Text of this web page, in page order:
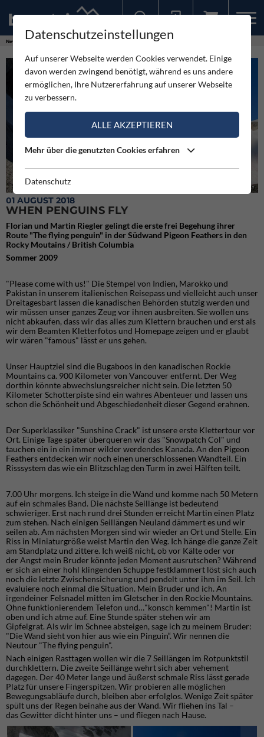
News
Basce Camp (c) Archiv Riegler
01 AUGUST 2018
WHEN PENGUINS FLY
Florian und Martin Riegler gelingt die erste frei Begehung ihrer
Route "The flying penguin" in der Südwand Pigeon Feathers in den
Rocky Moutains / British Columbia
Sommer 2009
"Please come with us!" Die Stempel von Indien, Marokko und
Pakistan in unserem italienischen Reisepass und vielleicht auch unser
Dreitagesbart lassen die kanadischen Behörden stutzig werden und
wir müssen unser ganzes Zeug vor ihnen ausbreiten. Sie wollen uns
nicht abkaufen, dass wir das alles zum Klettern brauchen und erst als
wir dem Beamten Kletterfotos und Homepage zeigen und er glaubt
wir wären "famous" lässt er uns gehen.
Unser Hauptziel sind die Bugaboos in den kanadischen Rockie
Mountains ca. 900 Kilometer von Vancouver entfernt. Der Weg
dorthin könnte abwechslungsreicher nicht sein. Die letzten 50
Kilometer Schotterpiste sind ein wahres Abenteuer und lassen uns
schon die Schönheit und Abgeschiedenheit dieser Gegend erahnen.
Der Superklassiker "Sunshine Crack" ist unsere erste Klettertour vor
Ort. Einige Tage später überqueren wir das "Snowpatch Col" und
tauchen ein in ein immer wilder werdendes Kanada. An den Pigeon
Feathers entdecken wir noch einen unerschlossenen Wandteil. Ein
Risssystem das wie ein Blitzschlag den Turm in zwei Hälften teilt.
7.00 Uhr morgens. Ich steige in die Wand und komme nach 50 Metern
auf ein schmales Band. Die nächste Seillänge ist bedeutend
schwieriger. Erst nach rund drei Stunden erreicht Martin einen Platz
zum stehen. Nach einigen Seillängen Neuland dämmert es und wir
seilen ab. Am nächsten Morgen sind wir wieder an Ort und Stelle. Ein
Riss in Miniaturgröße weist Martin den Weg. Ich hänge die ganze Zeit
am Standplatz und zittere. Ich weiß nicht, ob vor Kälte oder vor
der Angst mein Bruder könnte jeden Moment ausrutschen? Während
er sich an einer hohl klingenden Schuppe festklammert löst sich auch
noch die letzte Zwischensicherung und pendelt unter ihm im Seil. Ich
evaluiere noch einmal die Situation. Mein Bruder und ich. An
irgendeiner Felsnadel mitten im Gletscher in den Rockie Mountains.
Ohne funktionierendem Telefon und…"konsch kemmen"! Martin ist
oben und ich atme auf. Eine Stunde später stehen wir am
Gipfelgrat. Als wir im Schnee absteigen, sage ich zu meinem Bruder:
"Die Wand sieht von hier aus wie ein Pinguin“. Wir nennen die
Neutour "The flying penguin".
Nach einigen Rasttagen wollen wir die 7 Seillängen im Rotpunktstil
durchklettern. Die zweite Seillänge wehrt sich aber vehement
dagegen. Der 40 Meter lange und äußerst schmale Riss lässt gerade
Platz für unsere Fingerspitzen. Wir probieren alle möglichen
Bewegungsabläufe durch, bleiben aber erfolglos. Wenige Zeit später
spült uns der Regen beinahe aus der Wand. Wir fliehen ins Tal –
das Gewitter dicht hinter uns – und fliegen nach Hause.
Datenschutzeinstellungen
Auf unserer Webseite werden Cookies verwendet. Einige
davon werden zwingend benötigt, während es uns andere
ermöglichen, Ihre Nutzererfahrung auf unserer Webseite
zu verbessern.
ALLE AKZEPTIEREN
Mehr über die genutzten Cookies erfahren
Datenschutz